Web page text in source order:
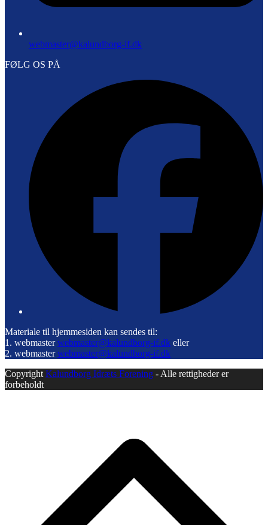
webmaster@kalundborg-if.dk
FØLG OS PÅ
Materiale til hjemmesiden kan sendes til:
1. webmasterwebmaster@kalundborg-if.dk eller
2. webmasterwebmaster@kalundborg-if.dk
Copyright Kalundborg Idræts Forening - Alle rettigheder er
forbeholdt